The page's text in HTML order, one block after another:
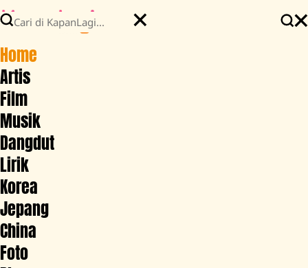
Home
Artis
Film
Musik
Dangdut
Lirik
Korea
Jepang
China
Foto